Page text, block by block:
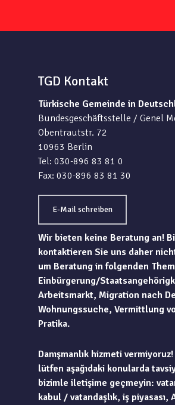
TGD Kontakt
Türkische Gemeinde in
Bundesgeschäftsstelle / Genel
Obentrautstr. 72
10963 Berlin
Tel: 030-896 83 81 0
Fax: 030-896 83 81 30
E-Mail schreiben
Wir bieten keine Beratung an!
kontaktieren Sie uns daher
um Beratung in folgenden
Einbürgerung/
Arbeitsmarkt, Migration nach
Wohnungssuche, Vermittlung
Pratika.
Danışmanlık hizmeti
lütfen aşağıdaki konularda
bizimle iletişime geçmeyin:
kabul / vatandaşlık, iş piyasası,